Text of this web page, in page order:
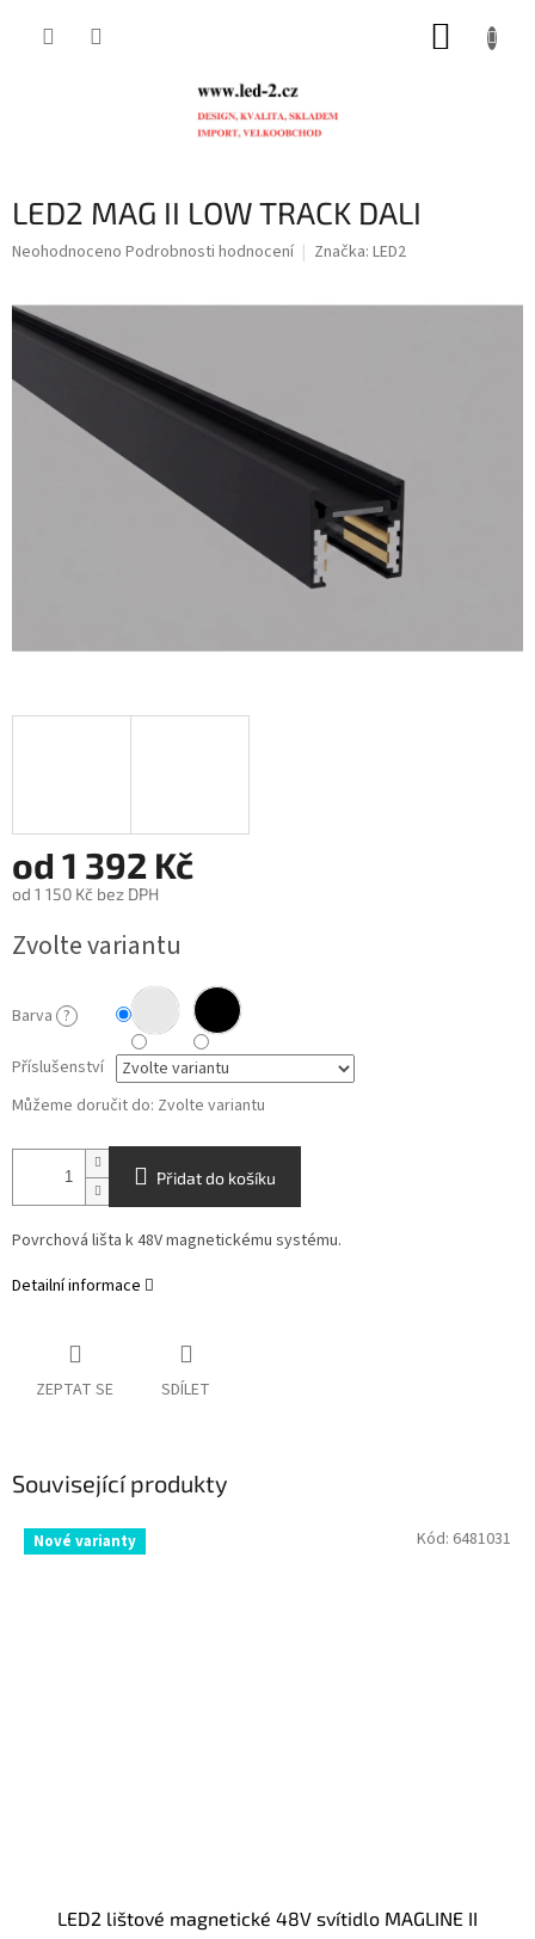
LED2 MAG II LOW TRACK DALI
Průměrné
je
5
hvězdiček.
Neohodnoceno Podrobnosti hodnocení Značka: LED2
od 1 392 Kč
od 1 150 Kč bez DPH
cena:
Zvolte variantu
Barva ?
Příslušenství
Můžeme doručit do: Zvolte variantu
Přidat do košíku
Povrchová lišta k 48V magnetickému systému.
Detailní informace
ZEPTAT SE SDÍLET
Související produkty
Nové varianty
LED2 lištové magnetické 48V svítidlo MAGLINE II
Kód: 6481031